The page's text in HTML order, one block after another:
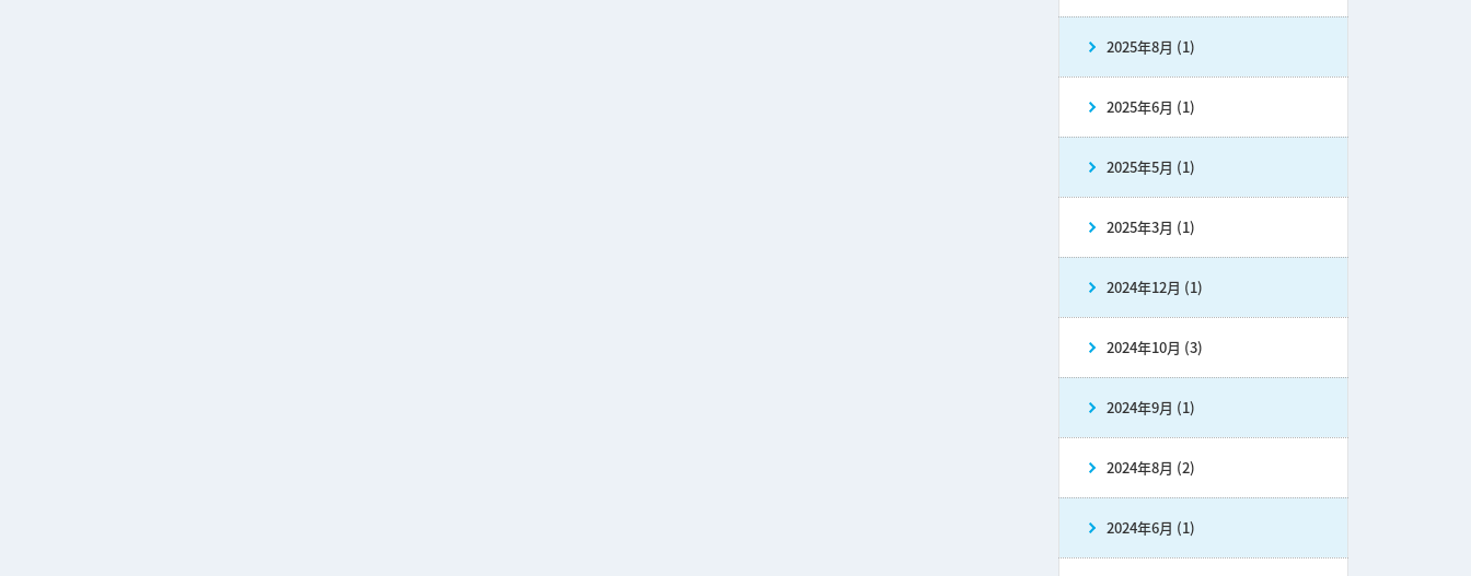
2025年8月 (1)
2025年6月 (1)
2025年5月 (1)
2025年3月 (1)
2024年12月 (1)
2024年10月 (3)
2024年9月 (1)
2024年8月 (2)
2024年6月 (1)